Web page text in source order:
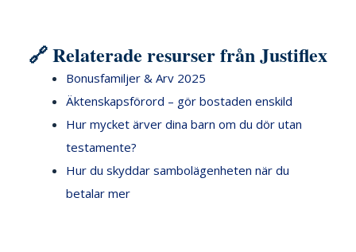
🔗 Relaterade resurser från Justiflex
Bonusfamiljer & Arv 2025
Äktenskapsförord – gör bostaden enskild
Hur mycket ärver dina barn om du dör utan
testamente?
Hur du skyddar sambolägenheten när du
betalar mer